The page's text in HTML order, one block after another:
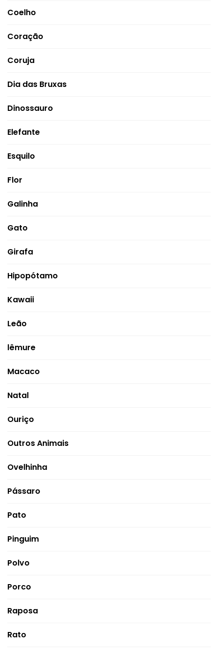
Coelho
Coração
Coruja
Dia das Bruxas
Dinossauro
Elefante
Esquilo
Flor
Galinha
Gato
Girafa
Hipopótamo
Kawaii
Leão
lêmure
Macaco
Natal
Ouriço
Outros Animais
Ovelhinha
Pássaro
Pato
Pinguim
Polvo
Porco
Raposa
Rato